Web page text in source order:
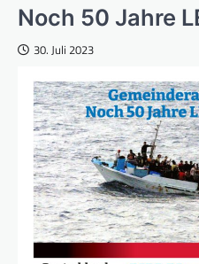
Noch 50 Jahre
30. Juli 2023